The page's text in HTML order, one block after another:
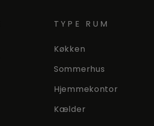
TYPE RUM
Køkken
Sommerhus
Hjemmekontor
Kælder